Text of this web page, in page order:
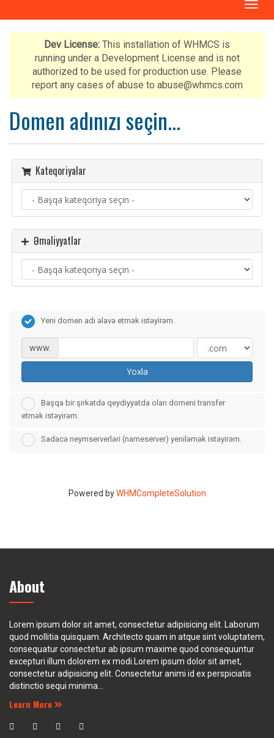
N
a
v
i
a
k
ç
d
Dev License: This installation of WHMCS is
running under a Development License and is not
authorized to be used for production use. Please
report any cases of abuse to abuse@whmcs.com
Domen adınızı seçin...
Kateqoriyalar
Əməliyyatlar
Yeni domen adı əlavə etmək istəyirəm.
www.
Yoxla
Başqa bir şirkətdə qeydiyyatda olan domeni transfer
etmək istəyirəm.
Sadəcə neymserverləri (nameserver) yeniləmək istəyirəm.
Powered byWHMCompleteSolution
About
Lorem ipsum dolor sit amet, consectetur adipisicing elit. Laborum
quod mollitia quisquam. Architecto quam in atque sint voluptatem,
consequatur consectetur ab ipsum maxime quod consequuntur
excepturi illum dolorem ex modi.Lorem ipsum dolor sit amet,
consectetur adipisicing elit. Consectetur animi id ex perspiciatis
distinctio sequi minima...
Learn More